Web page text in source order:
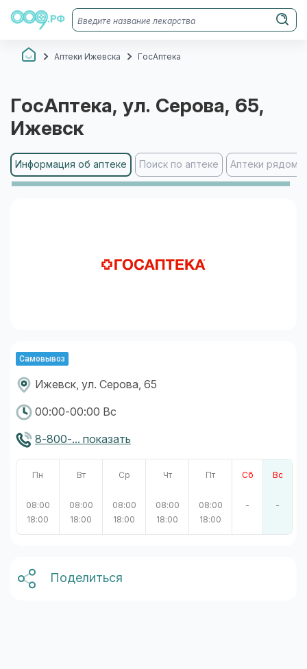
Аптеки Ижевска ГосАптека
ГосАптека, ул. Серова, 65,
Ижевск
Информация об аптеке Поиск по аптеке Аптеки рядом
Самовывоз
Ижевск, ул. Серова, 65
00:00-00:00 Вс
8-800-... показать
Пн
08:00
18:00
Вт
08:00
18:00
Ср
08:00
18:00
Чт
08:00
18:00
Пт
08:00
18:00
Сб
-
Вс
-
Поделиться